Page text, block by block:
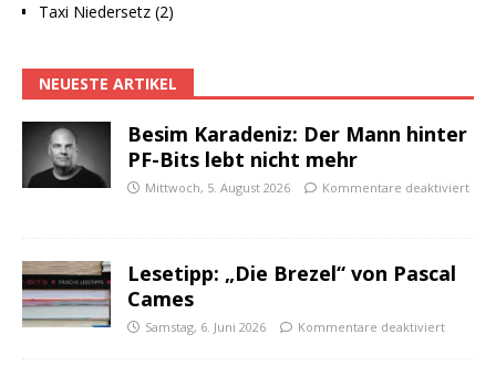
Taxi Niedersetz (2)
NEUESTE ARTIKEL
Besim Karadeniz: Der Mann hinter
PF-Bits lebt nicht mehr
Mittwoch, 5. August 2026 Kommentare deaktiviert
Lesetipp: „Die Brezel“ von Pascal
Cames
Samstag, 6. Juni 2026 Kommentare deaktiviert